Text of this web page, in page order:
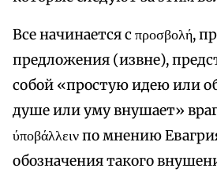
Все начинается с προσβολή,
предложения (извне),
собой «простую идею или
душе или уму внушает»
ύποβάλλειν по мнению
обозначения такого